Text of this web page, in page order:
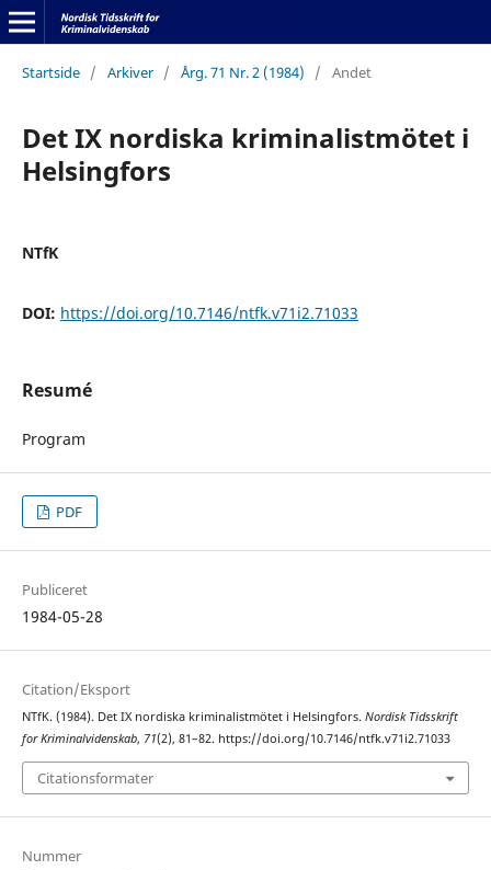
Startside / Arkiver / Årg. 71 Nr. 2 (1984) / Andet
Det IX nordiska kriminalistmötet i
Helsingfors
NTfK
DOI: https://doi.org/10.7146/ntfk.v71i2.71033
Resumé
Program
PDF
Publiceret
1984-05-28
Citation/Eksport
NTfK. (1984). Det IX nordiska kriminalistmötet i Helsingfors. Nordisk Tidsskrift
for Kriminalvidenskab, 71(2), 81–82. https://doi.org/10.7146/ntfk.v71i2.71033
Citationsformater
Nummer